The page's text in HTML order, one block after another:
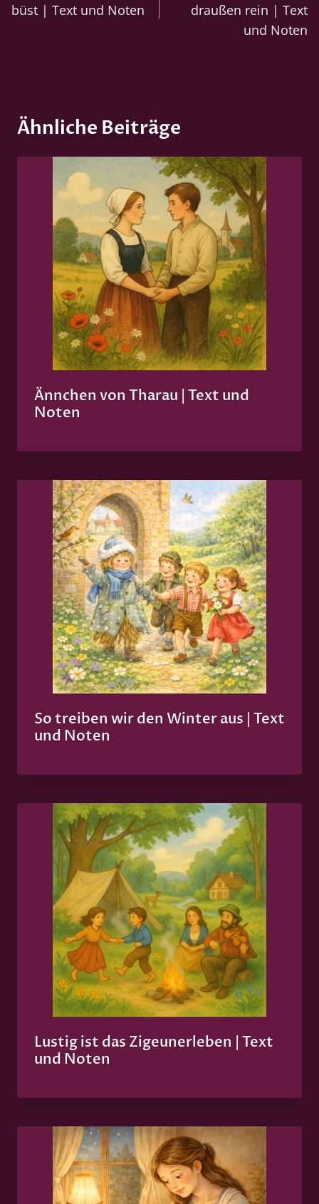
büst | Text und Noten
draußen rein | Text
und Noten
Ähnliche Beiträge
Ännchen von Tharau | Text und
Noten
So treiben wir den Winter aus | Text
und Noten
Lustig ist das Zigeunerleben | Text
und Noten